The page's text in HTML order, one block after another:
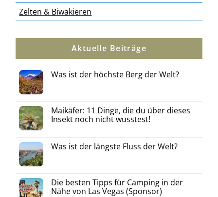
Zelten & Biwakieren
Aktuelle Beiträge
Was ist der höchste Berg der Welt?
Maikäfer: 11 Dinge, die du über dieses
Insekt noch nicht wusstest!
Was ist der längste Fluss der Welt?
Die besten Tipps für Camping in der
Nähe von Las Vegas (Sponsor)